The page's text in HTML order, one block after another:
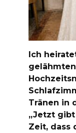
Ich
Tränen in
„Jetzt gibt
Zeit, dass